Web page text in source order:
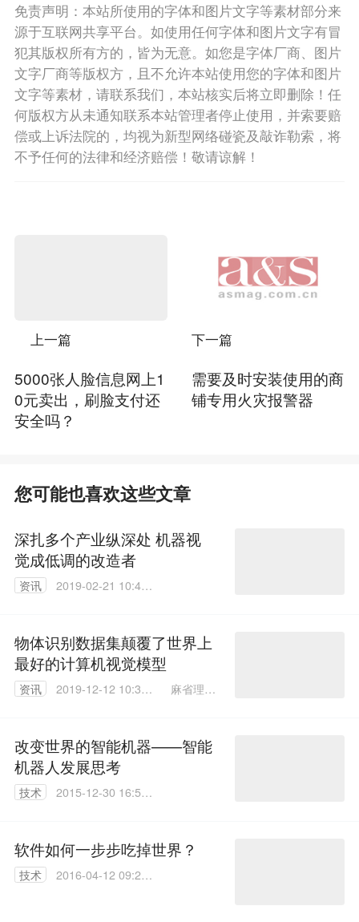
免责声明：本站所使用的字体和图片文字等素材部分来
源于互联网共享平台。如使用任何字体和图片文字有冒
犯其版权所有方的，皆为无意。如您是字体厂商、图片
文字厂商等版权方，且不允许本站使用您的字体和图片
文字等素材，请联系我们，本站核实后将立即删除！任
何版权方从未通知联系本站管理者停止使用，并索要赔
偿或上诉法院的，均视为新型网络碰瓷及敲诈勒索，将
不予任何的法律和经济赔偿！敬请谅解！
上一篇
5000张人脸信息网上1
0元卖出，刷脸支付还
安全吗？
下一篇
需要及时安装使用的商
铺专用火灾报警器
您可能也喜欢这些文章
深扎多个产业纵深处 机器视
觉成低调的改造者
资讯
2019-02-21 10:46:
物体识别数据集颠覆了世界上
最好的计算机视觉模型
资讯
2019-12-12 10:35:
麻省理工
改变世界的智能机器——智能
机器人发展思考
技术
2015-12-30 16:54:
软件如何一步步吃掉世界？
技术
2016-04-12 09:22: